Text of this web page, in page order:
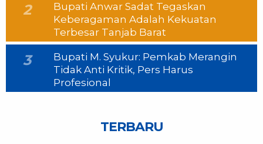
2
Bupati Anwar Sadat Tegaskan
Keberagaman Adalah Kekuatan
Terbesar Tanjab Barat
3
Bupati M. Syukur: Pemkab Merangin
Tidak Anti Kritik, Pers Harus
Profesional
TERBARU